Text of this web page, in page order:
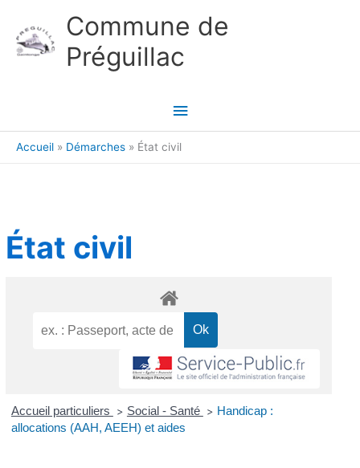
Commune de
Préguillac
Menu
principal
Accueil Démarches État civil
État civil
Accueil particuliers > Social - Santé > Handicap :
allocations (AAH, AEEH) et aides